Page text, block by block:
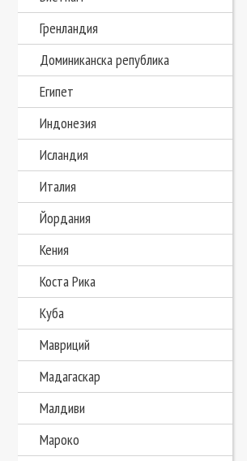
Гренландия
Доминиканска република
Египет
Индонезия
Исландия
Италия
Йордания
Кения
Коста Рика
Куба
Мавриций
Мадагаскар
Малдиви
Мароко